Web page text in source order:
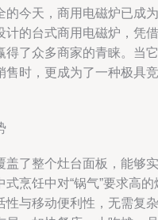
的今天，商用电磁炉已成为
计的台式商用电磁炉，凭借
得了众多商家的青睐。当它
售时，更成为了一种极具竞
盖了整个灶台面板，能够实
烹饪中对“锅气”要求高的
性与移动便利性，无需复杂